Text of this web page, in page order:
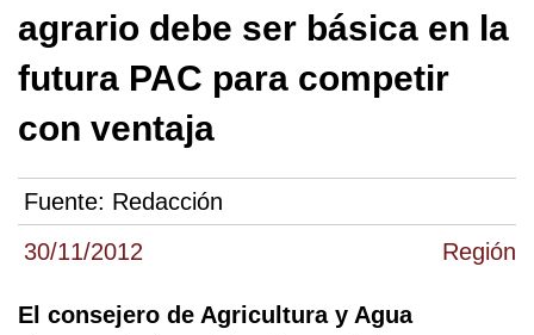
30/11/2012 Región
agrario debe ser básica en la
futura PAC para competir
con ventaja
Fuente: Redacción
El consejero de Agricultura y Agua